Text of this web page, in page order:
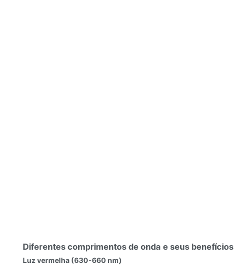
Diferentes comprimentos de onda e seus benefícios
Luz vermelha (630-660 nm)